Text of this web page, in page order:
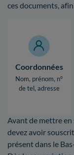
ces documents,
Coordonnées
Nom, prénom, n°
de tel, adresse
Avant de mettre en
devez avoir
présent dans le